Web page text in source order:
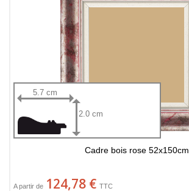
5.7 cm
2.0 cm
Cadre bois rose 52x150cm
A partir de 124,78 € TTC